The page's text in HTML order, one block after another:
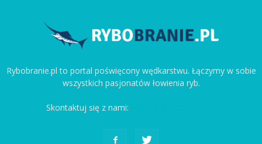
Rybobranie.pl to portal poświęcony wędkarstwu. Łączymy w sobie
wszystkich pasjonatów łowienia ryb.
Skontaktuj się z nami: